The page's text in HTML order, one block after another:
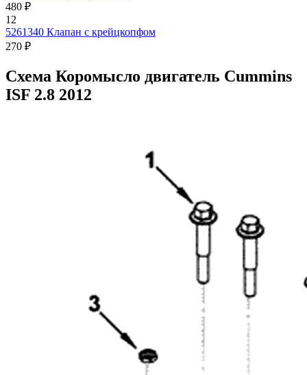
480 ₽
12
5261340 Клапан с крейцкопфом
270 ₽
Схема Коромысло двигатель Cummins
ISF 2.8 2012